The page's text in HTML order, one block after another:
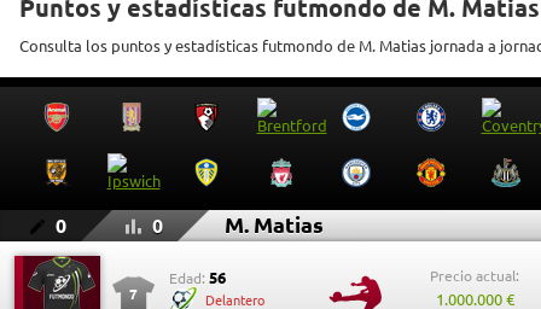
Puntos y estadísticas futmondo de M. Matias
Consulta los puntos y estadísticas futmondo de M. Matias jornada a
0 0 M. Matias
7
Edad: 56
Delantero
Precio actual:
1.000.000 €